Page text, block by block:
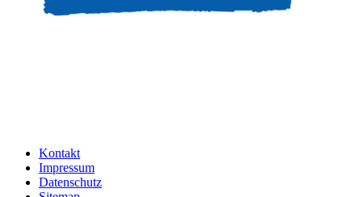
Kontakt
Impressum
Datenschutz